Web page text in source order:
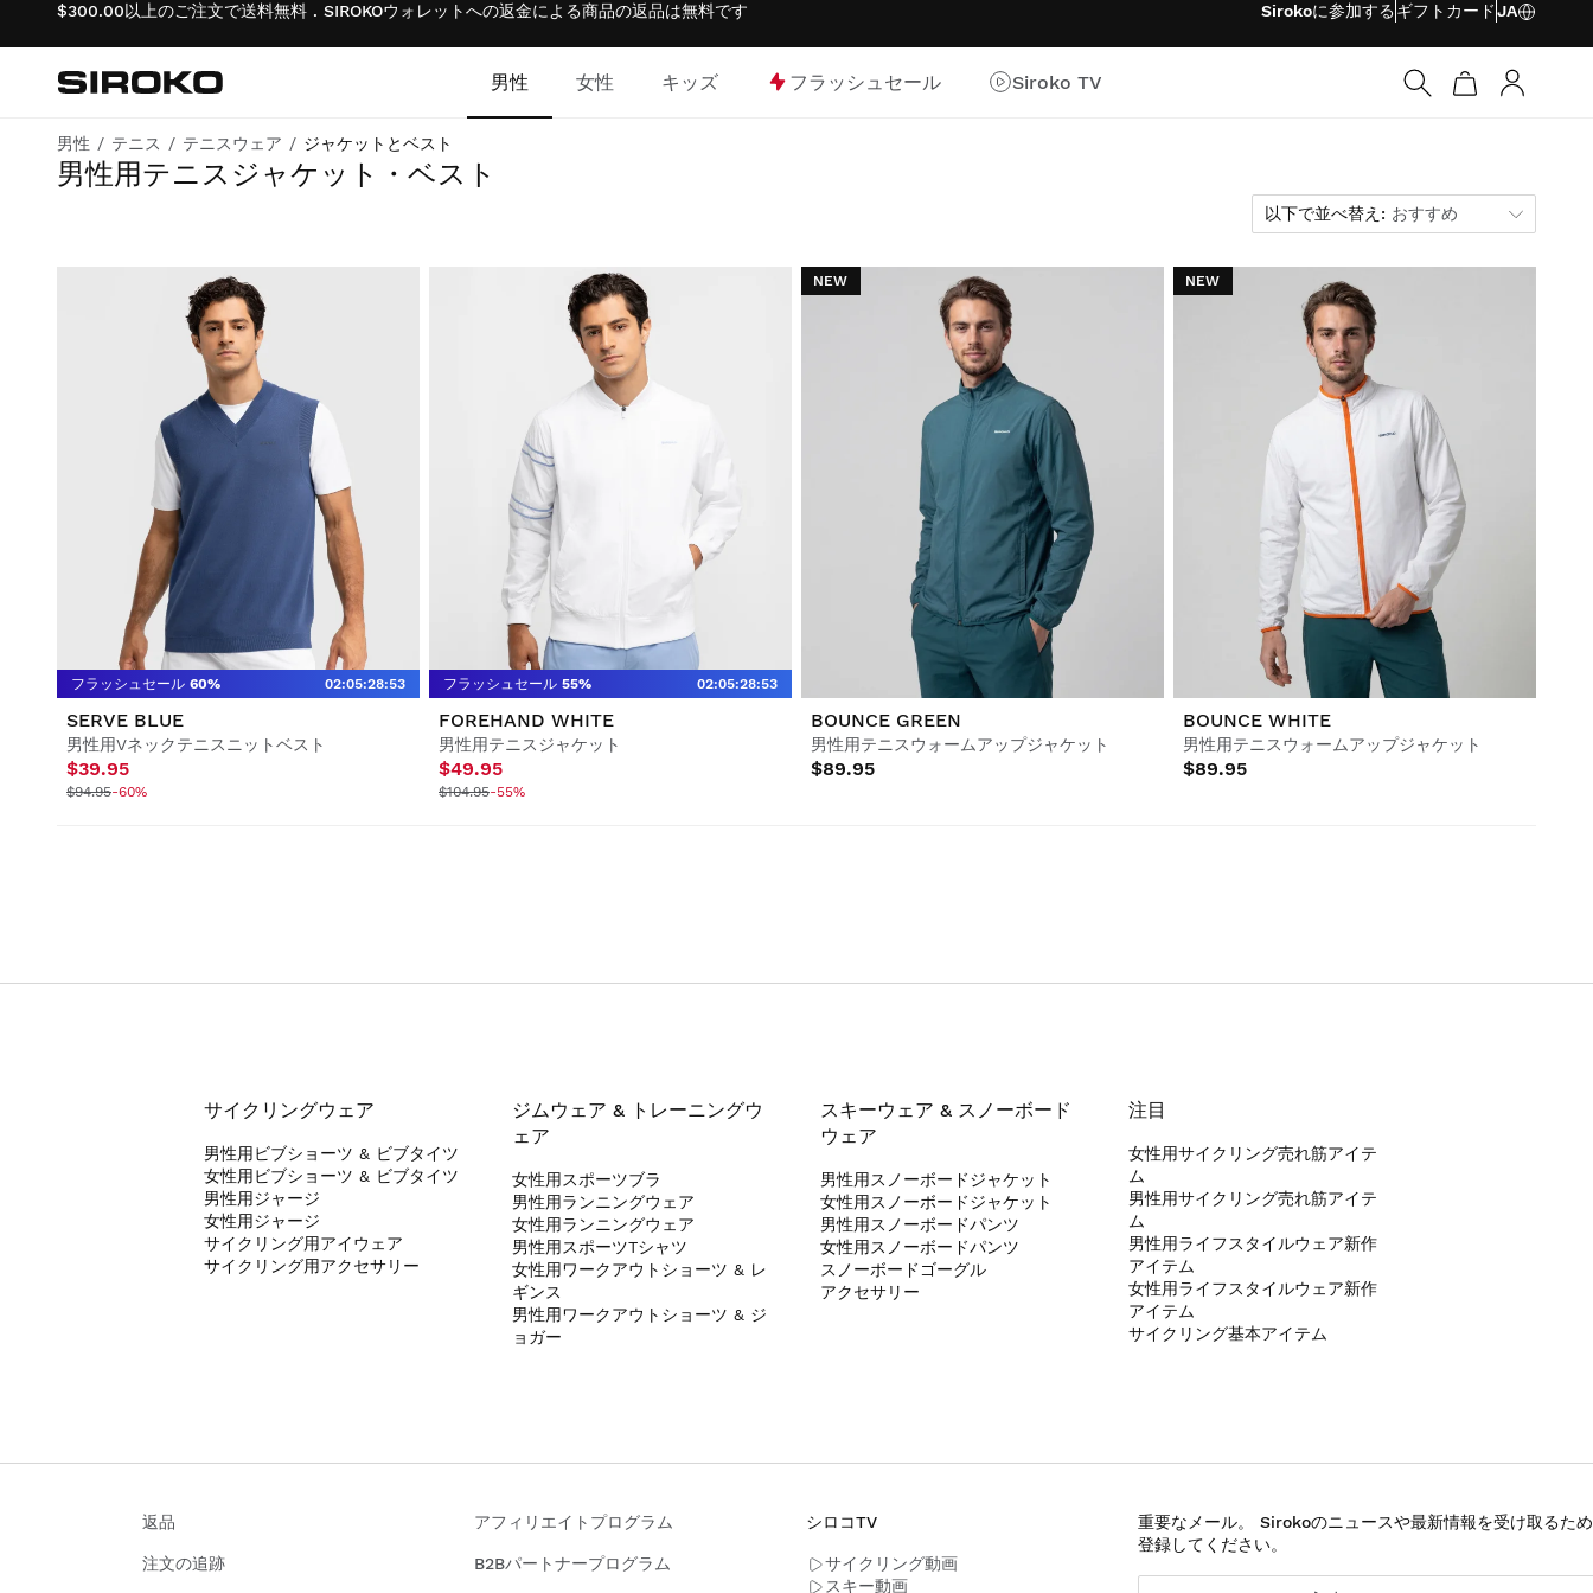
$300.00以上のご注文で送料無料 . SIROKOウォレットへの返金による商品の返品は無料です Sirokoに参加するギフトカードJA
ホームページへ移動
男性
サイクリング
アドベンチャー
スキー＆スノーボード
ライフスタイル
サッカー
コラボレーション
女性
サイクリング
アドベンチャー
スキー＆スノーボード
ライフスタイル
サッカー
コラボレーション
キッズ
ライフスタイル男子
サイクリング少年
サイクリング女子
スキー＆スノーボード少年
スキー＆スノーボード女子
フラッシュセール
Siroko TV
男性 テニス テニスウェア ジャケットとベスト
男性用テニスジャケット・ベスト
試合中ずっと続く、軽やかな着心地と優れたプロテクション
以下で並べ替え
以下で並べ替え: おすすめ
フラッシュセール 60% 02:05:28:53
SERVE BLUE
男性用Vネックテニスニットベスト
$39.95
$94.95-60%
フラッシュセール 55% 02:05:28:53
FOREHAND WHITE
男性用テニスジャケット
$49.95
$104.95-55%
NEW
BOUNCE GREEN
男性用テニスウォームアップジャケット
$89.95
NEW
BOUNCE WHITE
男性用テニスウォームアップジャケット
$89.95
サイクリングウェア
男性用ビブショーツ & ビブタイツ
女性用ビブショーツ & ビブタイツ
男性用ジャージ
女性用ジャージ
サイクリング用アイウェア
サイクリング用アクセサリー
ジムウェア & トレーニングウ
ェア
女性用スポーツブラ
男性用ランニングウェア
女性用ランニングウェア
男性用スポーツTシャツ
女性用ワークアウトショーツ & レ
ギンス
男性用ワークアウトショーツ & ジ
ョガー
スキーウェア & スノーボード
ウェア
男性用スノーボードジャケット
女性用スノーボードジャケット
男性用スノーボードパンツ
女性用スノーボードパンツ
スノーボードゴーグル
アクセサリー
注目
女性用サイクリング売れ筋アイテ
ム
男性用サイクリング売れ筋アイテ
ム
男性用ライフスタイルウェア新作
アイテム
女性用ライフスタイルウェア新作
アイテム
サイクリング基本アイテム
返品 アフィリエイトプログラム
注文の追跡 B2Bパートナープログラム
シロコTV
サイクリング動画
スキー動画
重要なメール。 Sirokoのニュースや最新情報を受け取るた
登録してください。